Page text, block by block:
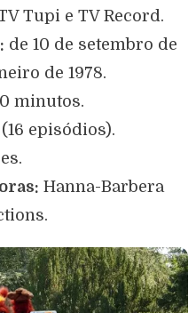
Tupi e TV Record.
de 10 de setembro de
de 1978.
minutos.
(16 episódios).
Hanna-Barbera